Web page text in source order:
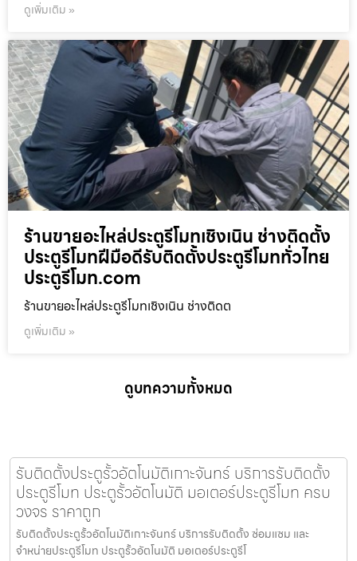
ดูเพิ่มเติม »
ร้านขายอะไหล่ประตูรีโมทเชิงเนิน ช่างติดตั้ง
ประตูรีโมทฝีมือดีรับติดตั้งประตูรีโมททั่วไทย
ประตูรีโมท.com
ร้านขายอะไหล่ประตูรีโมทเชิงเนิน ช่างติดต
ดูเพิ่มเติม »
ดูบทความทั้งหมด
รับติดตั้งประตูรั้วอัตโนมัติเกาะจันทร์ บริการรับติดตั้ง
ประตูรีโมท ประตูรั้วอัตโนมัติ มอเตอร์ประตูรีโมท ครบ
วงจร ราคาถูก
รับติดตั้งประตูรั้วอัตโนมัติเกาะจันทร์ บริการรับติดตั้ง ซ่อมแซม และ
จำหน่ายประตูรีโมท ประตูรั้วอัตโนมัติ มอเตอร์ประตูรีโ